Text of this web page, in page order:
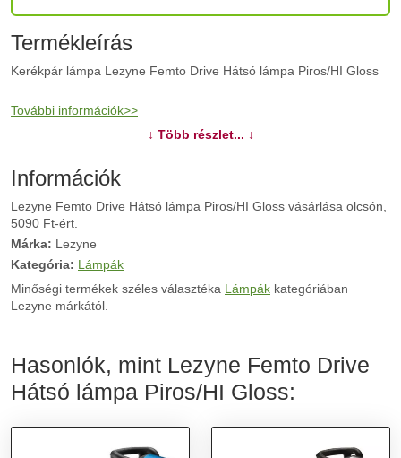
Termékleírás
Kerékpár lámpa Lezyne Femto Drive Hátsó lámpa Piros/HI Gloss
További információk>>
↓ Több részlet... ↓
Információk
Lezyne Femto Drive Hátsó lámpa Piros/HI Gloss vásárlása olcsón,
5090 Ft-ért.
Márka: Lezyne
Kategória: Lámpák
Minőségi termékek széles választéka Lámpák kategóriában
Lezyne márkától.
Hasonlók, mint Lezyne Femto Drive
Hátsó lámpa Piros/HI Gloss: